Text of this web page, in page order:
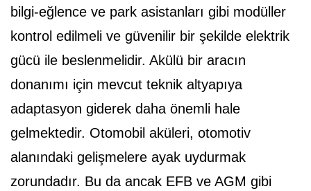
bilgi-eğlence ve park asistanları gibi modüller
kontrol edilmeli ve güvenilir bir şekilde elektrik
gücü ile beslenmelidir. Akülü bir aracın
donanımı için mevcut teknik altyapıya
adaptasyon giderek daha önemli hale
gelmektedir. Otomobil aküleri, otomotiv
alanındaki gelişmelere ayak uydurmak
zorundadır. Bu da ancak EFB ve AGM gibi